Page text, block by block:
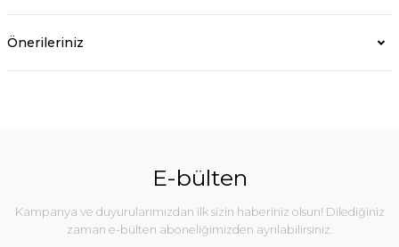
Önerileriniz
E-bülten
Kampanya ve duyurularımızdan ilk sizin haberiniz olsun! Dilediğiniz
zaman e-bülten aboneliğimizden ayrılabilirsiniz.